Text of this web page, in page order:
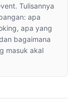
Tulisannya
apa
apa yang
bagaimana
masuk akal